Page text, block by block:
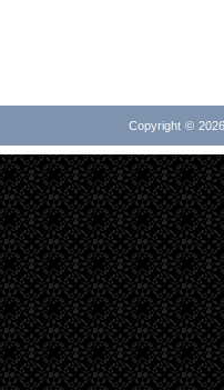
Copyright ©